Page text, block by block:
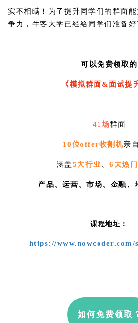
实不相瞒！为了提升同学们的群面
争力，牛客大学已经给同学们准备好
可以免费领取的
《模拟群面&面试提
41场群面
10位offer收割机亲
涵盖5大行业 6大热
产品、运营、市场、金融、
课程地址：
https://www.nowcoder.com/
如何免费领取